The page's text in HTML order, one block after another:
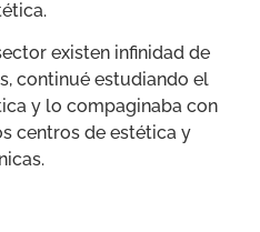
existen infinidad de
continué estudiando el
y lo compaginaba con
centros de estética y